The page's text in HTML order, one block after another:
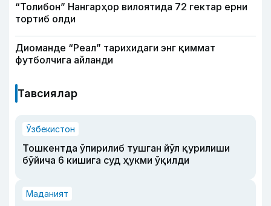
“Толибон” Нангарҳор вилоятида 72 гектар ерни
тортиб олди
Диоманде “Реал” тарихидаги энг қиммат
футболчига айланди
Тавсиялар
Ўзбекистон
Тошкентда ўпирилиб тушган йўл қурилиши
бўйича 6 кишига суд ҳукми ўқилди
Маданият